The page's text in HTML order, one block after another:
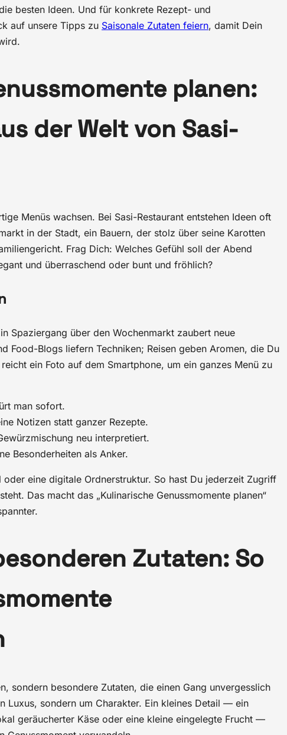
besten Ideen. Und für konkrete Rezept- und
auf unsere Tipps zu Saisonale Zutaten feiern, damit Dein
planen:
der Welt von Sasi-
Menüs wachsen. Bei Sasi-Restaurant entstehen Ideen oft
in der Stadt, ein Bauern, der stolz über seine Karotten
Frag Dich: Welches Gefühl soll der Abend
und überraschend oder bunt und fröhlich?
Spaziergang über den Wochenmarkt zaubert neue
Food-Blogs liefern Techniken; Reisen geben Aromen, die Du
ein Foto auf dem Smartphone, um ein ganzes Menü zu
man sofort.
Notizen statt ganzer Rezepte.
neu interpretiert.
Besonderheiten als Anker.
eine digitale Ordnerstruktur. So hast Du jederzeit Zugriff
Das macht das „Kulinarische Genussmomente planen“
Zutaten: So
sondern besondere Zutaten, die einen Gang unvergesslich
Luxus, sondern um Charakter. Ein kleines Detail — ein
geräucherter Käse oder eine kleine eingelegte Frucht —